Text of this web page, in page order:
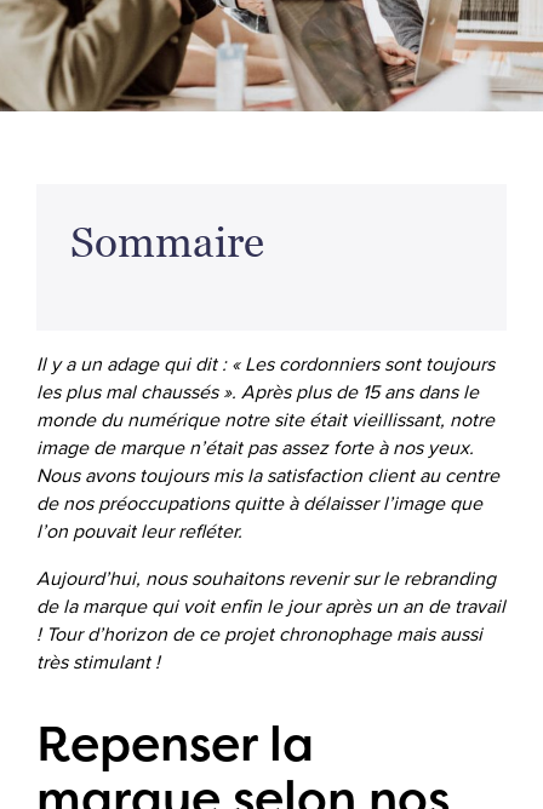
Sommaire
Il y a un adage qui dit : « Les cordonniers sont toujours
les plus mal chaussés ». Après plus de 15 ans dans le
monde du numérique notre site était vieillissant, notre
image de marque n’était pas assez forte à nos yeux.
Nous avons toujours mis la satisfaction client au centre
de nos préoccupations quitte à délaisser l’image que
l’on pouvait leur refléter.
Aujourd’hui, nous souhaitons revenir sur le rebranding
de la marque qui voit enfin le jour après un an de travail
! Tour d’horizon de ce projet chronophage mais aussi
très stimulant !
Repenser la